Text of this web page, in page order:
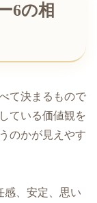
6の相
て決まるもので
ている価値観を
のかが見えやす
感、安定、思い